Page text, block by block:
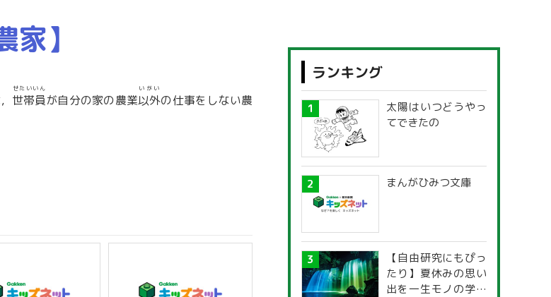
】
世帯員
せたいいん
が自分の家の農業以外
いがい
の仕事をしない農
ランキング
太陽はいつどうやっ
てできたの
まんがひみつ文庫
【自由研究にもぴっ
たり】夏休みの思い
出を一生モノの学び